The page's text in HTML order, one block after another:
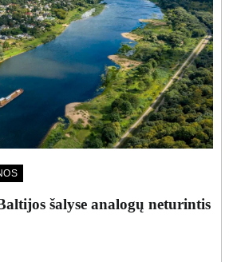
šalyse analogų neturintis